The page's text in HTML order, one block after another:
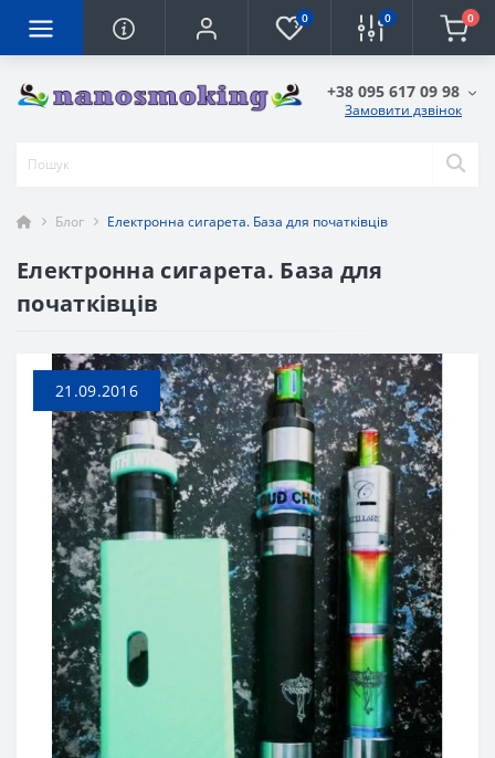
0 0 0
+38 095 617 09 98
Замовити дзвінок
Блог Електронна сигарета. База для початківців
Електронна сигарета. База для
початківців
21.09.2016